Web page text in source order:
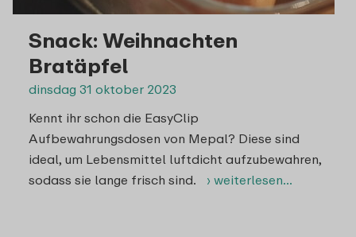
Snack: Weihnachten
Bratäpfel
dinsdag 31 oktober 2023
Kennt ihr schon die EasyClip
Aufbewahrungsdosen von Mepal? Diese sind
ideal, um Lebensmittel luftdicht aufzubewahren,
sodass sie lange frisch sind.
› weiterlesen…